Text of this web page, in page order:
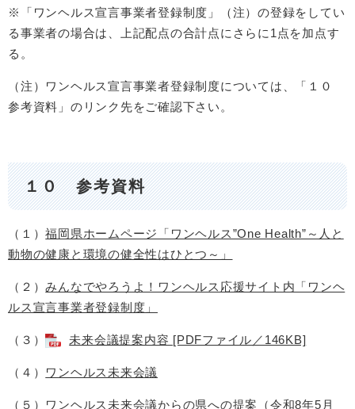
※「ワンヘルス宣言事業者登録制度」（注）の登録をしてい
る事業者の場合は、上記配点の合計点にさらに1点を加点す
る。
（注）ワンヘルス宣言事業者登録制度については、「１０
参考資料」のリンク先をご確認下さい。
１０ 参考資料
（１）福岡県ホームページ「ワンヘルス”One Health”～人と
動物の健康と環境の健全性はひとつ～」
（２）みんなでやろうよ！ワンヘルス応援サイト内「ワンヘ
ルス宣言事業者登録制度」
（３） 未来会議提案内容 [PDFファイル／146KB]
（４） ワンヘルス未来会議
（５）
ワンヘルス未来会議からの県への提案（令和8年5月